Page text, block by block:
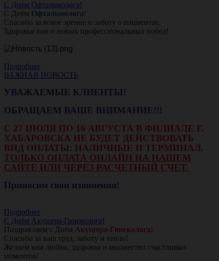
С Днём Офтальмолога!
С Днём Офтальмолога!
Спасибо за ясное зрение и заботу о пациентах.
Здоровья вам и новых профессиональных побед!
Подробнее
ВАЖНАЯ НОВОСТЬ
УВАЖАЕМЫЕ КЛИЕНТЫ!
ОБРАЩАЕМ ВАШЕ ВНИМАНИЕ!!!
С 27 ИЮЛЯ ПО 16 АВГУСТА В ФИЛИАЛЕ Г.
ХАБАРОВСКА НЕ БУДЕТ ДЕЙСТВОВАТЬ
ВИД ОПЛАТЫ: НАЛИЧНЫЕ И ТЕРМИНАЛ.
ТОЛЬКО ОПЛАТА ОНЛАЙН НА НАШЕМ
САЙТЕ ИЛИ ЧЕРЕЗ РАСЧЕТНЫЙ СЧЕТ.
Приносим свои извинения!
Подробнее
С Днём Акушера-Гинеколога!
Поздравляем с Днём Акушера-Гинеколога!
Спасибо за ваш труд, заботу и тепло!
Желаем вам любви, здоровья и множество счастливых
моментов!